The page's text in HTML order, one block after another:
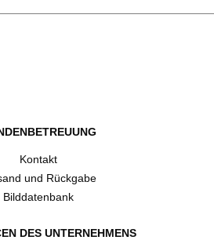
Kontakt
und Rückgabe
Bilddatenbank
DES UNTERNEHMENS